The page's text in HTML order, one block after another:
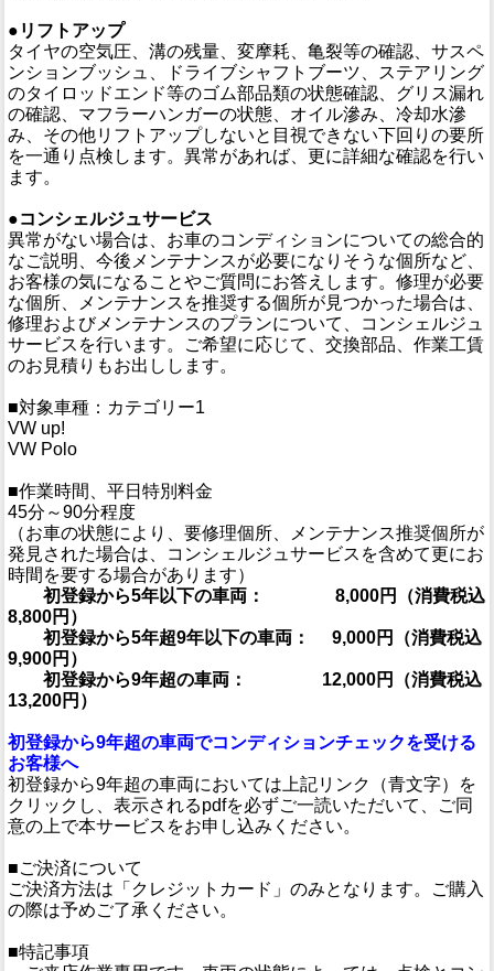
●リフトアップ
タイヤの空気圧、溝の残量、変摩耗、亀裂等の確認、サスペ
ンションブッシュ、ドライブシャフトブーツ、ステアリング
のタイロッドエンド等のゴム部品類の状態確認、グリス漏れ
の確認、マフラーハンガーの状態、オイル滲み、冷却水滲
み、その他リフトアップしないと目視できない下回りの要所
を一通り点検します。異常があれば、更に詳細な確認を行い
ます。
●コンシェルジュサービス
異常がない場合は、お車のコンディションについての総合的
なご説明、今後メンテナンスが必要になりそうな個所など、
お客様の気になることやご質問にお答えします。修理が必要
な個所、メンテナンスを推奨する個所が見つかった場合は、
修理およびメンテナンスのプランについて、コンシェルジュ
サービスを行います。ご希望に応じて、交換部品、作業工賃
のお見積りもお出しします。
■対象車種：カテゴリー1
VW up!
VW Polo
■作業時間、平日特別料金
45分～90分程度
（お車の状態により、要修理個所、メンテナンス推奨個所が
発見された場合は、コンシェルジュサービスを含めて更にお
時間を要する場合があります）
初登録から5年以下の車両： 8,000円（消費税込
8,800円）
初登録から5年超9年以下の車両： 9,000円（消費税込
9,900円）
初登録から9年超の車両： 12,000円（消費税込
13,200円）
初登録から9年超の車両でコンディションチェックを受ける
お客様へ
初登録から9年超の車両においては上記リンク（青文字）を
クリックし、表示されるpdfを必ずご一読いただいて、ご同
意の上で本サービスをお申し込みください。
■ご決済について
ご決済方法は「クレジットカード」のみとなります。ご購入
の際は予めご了承ください。
■特記事項